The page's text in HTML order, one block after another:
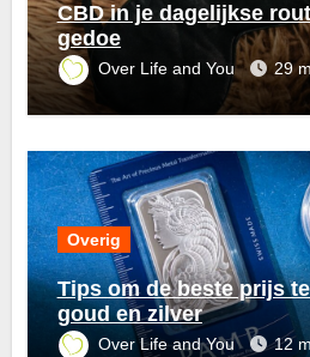
CBD in je dagelijkse
gedoe
Over Life and You 29
Overig
Tips om de beste prijs
goud en zilver
Over Life and You 12